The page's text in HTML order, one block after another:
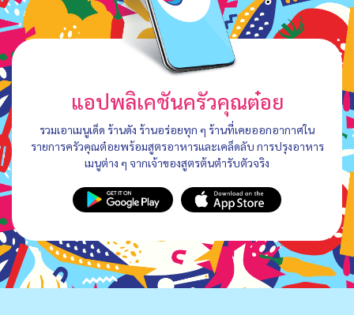
แอปพลิเคชันครัวคุณต๋อย
รวมเอาเมนูเด็ด ร้านดัง ร้านอร่อยทุก ๆ ร้านที่เคยออกอากาศใน
รายการครัวคุณต๋อยพร้อมสูตรอาหารและเคล็ดลับ การปรุงอาหาร
เมนูต่าง ๆ จากเจ้าของสูตรต้นตำรับตัวจริง